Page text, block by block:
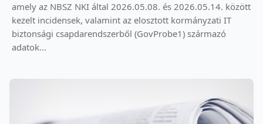
amely az NBSZ NKI által 2026.05.08. és 2026.05.14. között
kezelt incidensek, valamint az elosztott kormányzati IT
biztonsági csapdarendszerből (GovProbe1) származó
adatok...